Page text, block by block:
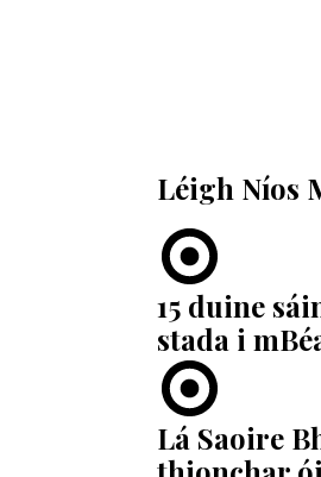
Léigh Níos
15 duine
stada i
Lá Saoire